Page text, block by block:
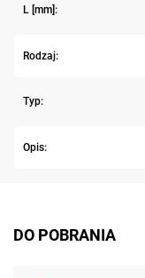
L [mm]:
Rodzaj:
Typ:
Opis:
DO POBRANIA